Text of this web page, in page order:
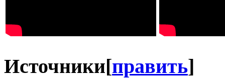
Источники[править]